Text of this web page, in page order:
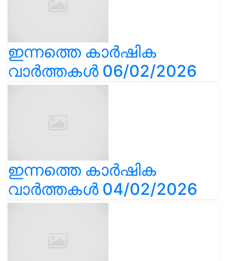
ഇന്നത്തെ കാർഷിക
വാർത്തകൾ 06/02/2026
ഇന്നത്തെ കാർഷിക
വാർത്തകൾ 04/02/2026